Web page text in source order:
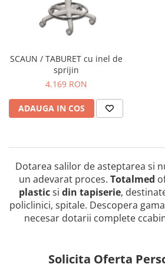
Echipamente de urgenta
Ecografe
Electrocautere
Electroencefalografe
Endoscoape
Freze AlgerBrush II
Fundus Camera
Glucometre
Truse perfuzie
SCAUN / TABURET cu inel de
sprijin
4.169 RON
ADAUGA IN COS
Dotarea salilor de asteptarea si
un adevarat proces. Totalmed
plasticsi din tapiserie,
policlinici, spitale. Descopera
necesar dotarii complete
Solicita Oferta